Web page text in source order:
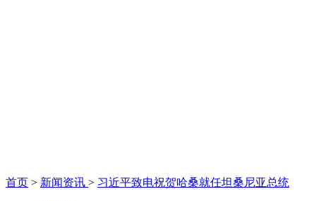
首页 > 新闻资讯 > 习近平致电祝贺哈桑就任坦桑尼亚总统